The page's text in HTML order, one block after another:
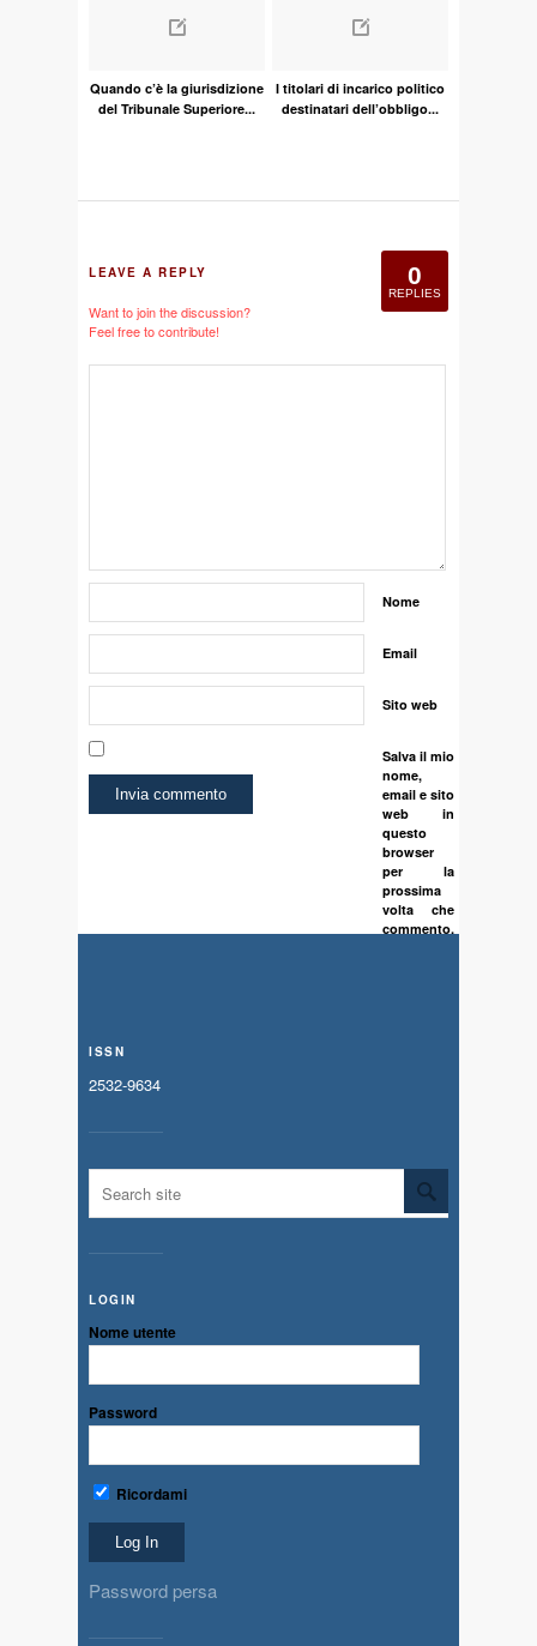
Quando c’è la giurisdizione
del Tribunale Superiore...
I titolari di incarico politico
destinatari dell’obbligo...
0
REPLIES
LEAVE A REPLY
Want to join the discussion?
Feel free to contribute!
Nome
Email
Sito web
Salva il mio
nome,
email e sito
web in
questo
browser
per la
prossima
volta che
commento.
ISSN
2532-9634
LOGIN
Nome utente
Password
Ricordami
Password persa